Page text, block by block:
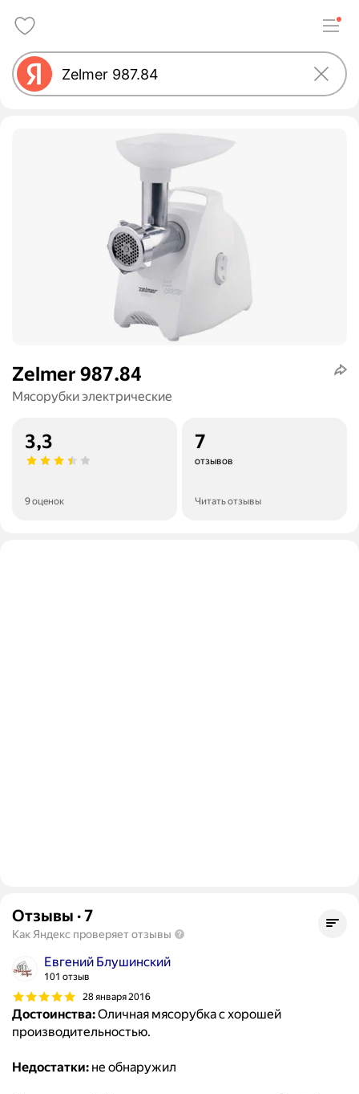
Zelmer 987.84
Мясорубки электрические
3,3
9 оценок
7
отзывов
Читать отзывы
Отзывы ·7
Как Яндекс проверяет отзывы
Евгений Блушинский
101 отзыв
28 января 2016
Достоинства:Оличная мясорубка с хорошей
производительностью.
Недостатки: не обнаружил